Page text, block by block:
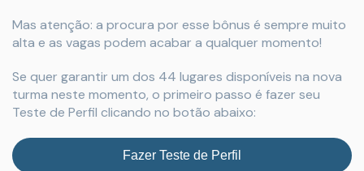
Mas atenção: a procura por esse bônus é sempre muito
alta e as vagas podem acabar a qualquer momento!
Se quer garantir um dos 44 lugares disponíveis na nova
turma neste momento, o primeiro passo é fazer seu
Teste de Perfil clicando no botão abaixo:
Fazer Teste de Perfil